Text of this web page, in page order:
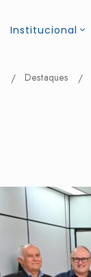
Institucional
Destaques